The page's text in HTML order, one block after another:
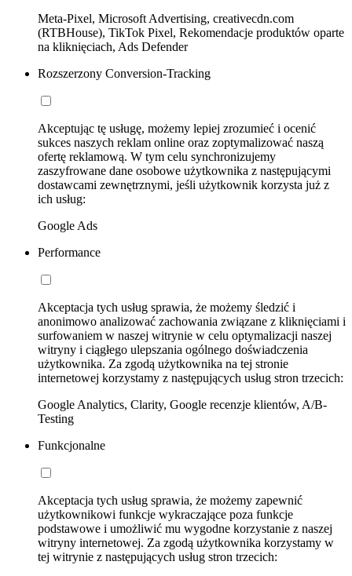
Meta-Pixel, Microsoft Advertising, creativecdn.com
(RTBHouse), TikTok Pixel, Rekomendacje produktów oparte
na kliknięciach, Ads Defender
Rozszerzony Conversion-Tracking
Akceptując tę usługę, możemy lepiej zrozumieć i ocenić
sukces naszych reklam online oraz zoptymalizować naszą
ofertę reklamową. W tym celu synchronizujemy
zaszyfrowane dane osobowe użytkownika z następującymi
dostawcami zewnętrznymi, jeśli użytkownik korzysta już z
ich usług:
Google Ads
Performance
Akceptacja tych usług sprawia, że możemy śledzić i
anonimowo analizować zachowania związane z kliknięciami i
surfowaniem w naszej witrynie w celu optymalizacji naszej
witryny i ciągłego ulepszania ogólnego doświadczenia
użytkownika. Za zgodą użytkownika na tej stronie
internetowej korzystamy z następujących usług stron trzecich:
Google Analytics, Clarity, Google recenzje klientów, A/B-
Testing
Funkcjonalne
Akceptacja tych usług sprawia, że możemy zapewnić
użytkownikowi funkcje wykraczające poza funkcje
podstawowe i umożliwić mu wygodne korzystanie z naszej
witryny internetowej. Za zgodą użytkownika korzystamy w
tej witrynie z następujących usług stron trzecich: